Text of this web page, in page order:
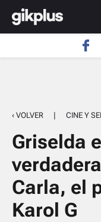
‹ VOLVER | CINE Y
Griselda
Carla, el
Karol G